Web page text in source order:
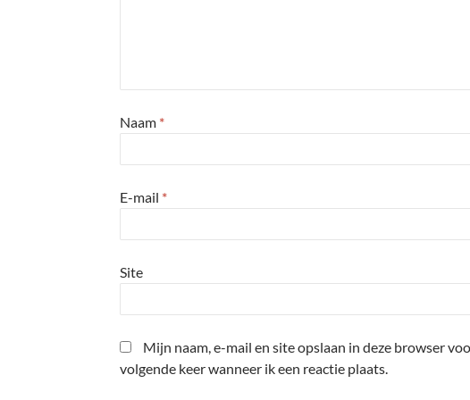
Naam *
E-mail *
Site
Mijn naam, e-mail en site opslaan in deze browser
volgende keer wanneer ik een reactie plaats.